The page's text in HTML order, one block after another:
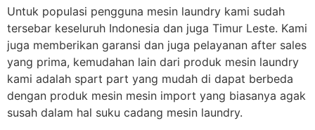
Untuk populasi pengguna mesin laundry kami sudah
tersebar keseluruh Indonesia dan juga Timur Leste. Kami
juga memberikan garansi dan juga pelayanan after sales
yang prima, kemudahan lain dari produk mesin laundry
kami adalah spart part yang mudah di dapat berbeda
dengan produk mesin mesin import yang biasanya agak
susah dalam hal suku cadang mesin laundry.